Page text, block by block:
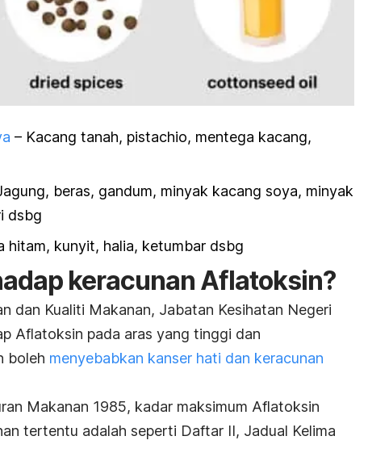
– Kacang tanah, pistachio, mentega kacang,
beras, gandum, minyak kacang soya, minyak
dsbg
hitam, kunyit, halia, ketumbar dsbg
keracunan Aflatoksin?
dan Kualiti Makanan, Jabatan Kesihatan Negeri
Aflatoksin pada aras yang tinggi dan
boleh menyebabkan kanser hati dan keracunan
Makanan 1985, kadar maksimum Aflatoksin
tertentu adalah seperti Daftar II, Jadual Kelima